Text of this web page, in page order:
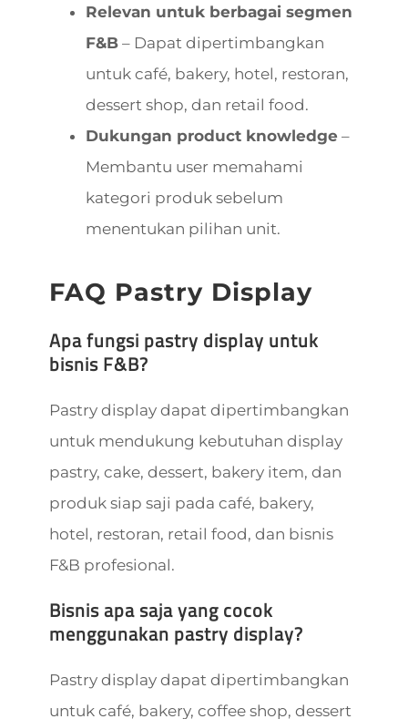
Relevan untuk berbagai segmen
F&B– Dapat dipertimbangkan
untuk café, bakery, hotel, restoran,
dessert shop, dan retail food.
Dukungan product knowledge–
Membantu user memahami
kategori produk sebelum
menentukan pilihan unit.
FAQ Pastry Display
Apa fungsi pastry display untuk
bisnis F&B?
Pastry display dapat dipertimbangkan
untuk mendukung kebutuhan display
pastry, cake, dessert, bakery item, dan
produk siap saji pada café, bakery,
hotel, restoran, retail food, dan bisnis
F&B profesional.
Bisnis apa saja yang cocok
menggunakan pastry display?
Pastry display dapat dipertimbangkan
untuk café, bakery, coffee shop, dessert